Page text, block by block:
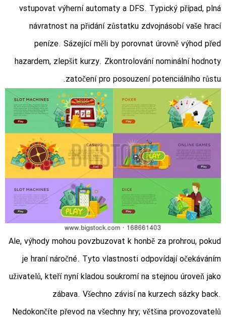
vstupovat výherní automaty a DFS. Typický případ, plná
návratnost na přidání zůstatku zdvojnásobí vaše hrací
peníze. Sázející měli by porovnat úrovně výhod před
hazardem, zlepšit kurzy. Zkontrolování nominální hodnoty
zatočení pro posouzení potenciálního růstu.
Ale, výhody mohou povzbuzovat k honbě za prohrou, pokud
je hraní náročné. Tyto vlastnosti odpovídají očekáváním
uživatelů, kteří nyní kladou soukromí na stejnou úroveň jako
zábava. Všechno závisí na kurzech sázky back.
Nedokončíte převod na všechny hry; většina provozovatelů